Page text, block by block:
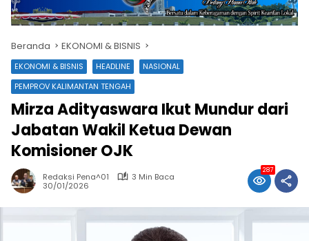
Beranda EKONOMI & BISNIS
EKONOMI & BISNIS HEADLINE
NASIONAL
PEMPROV KALIMANTAN TENGAH
Mirza Adityaswara Ikut Mundur dari
Jabatan Wakil Ketua Dewan
Komisioner OJK
Redaksi Pena^01
3 Min Baca
30/01/2026
287